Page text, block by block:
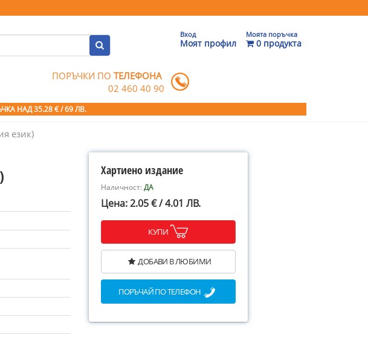
Вход
Моят профил
Моята поръчка
0 продукта
ПОРЪЧКИ ПОТЕЛЕФОНА
02 460 40 90
НАД 35.28 € / 69 ЛВ.
език)
Хартиено издание
Наличност:ДА
Цена: 2.05 € / 4.01 ЛВ.
КУПИ
ДОБАВИ В ЛЮБИМИ
ПОРЪЧАЙ ПО ТЕЛЕФОН